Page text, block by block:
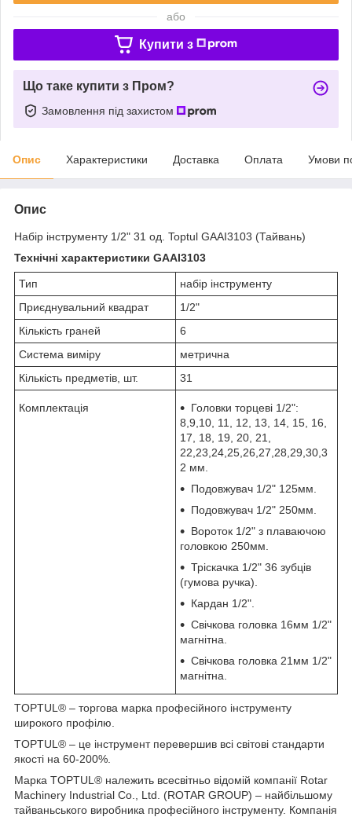
або
Купити з
Що таке купити з Пром?
Замовлення під захистом
Опис Характеристики Доставка Оплата Умови
Опис
Набір інструменту 1/2" 31 од. Toptul GAAI3103 (Тайвань)
Технічні характеристики GAAI3103
Тип
набір інструменту
Приєднувальний квадрат
1/2"
Кількість граней
6
Система виміру
метрична
Кількість предметів, шт.
31
Комплектація
Головки торцеві 1/2":
8,9,10, 11, 12, 13, 14, 15, 16,
17, 18, 19, 20, 21,
22,23,24,25,26,27,28,29,30,3
2 мм.
Подовжувач 1/2" 125мм.
Подовжувач 1/2" 250мм.
Вороток 1/2" з плаваючою
головкою 250мм.
Тріскачка 1/2" 36 зубців
(гумова ручка).
Кардан 1/2".
Свічкова головка 16мм 1/2"
магнітна.
Свічкова головка 21мм 1/2"
магнітна.
TOPTUL® – торгова марка професійного інструменту
широкого профілю.
TOPTUL® – це інструмент перевершив всі світові стандарти
якості на 60-200%.
Марка TOPTUL® належить всесвітньо відомій компанії Rotar
Machinery Industrial Co., Ltd. (ROTAR GROUP) – найбільшому
тайваньського виробника професійного інструменту. Компанія